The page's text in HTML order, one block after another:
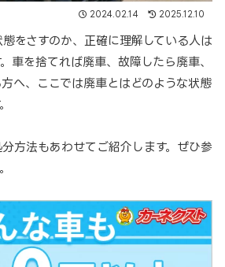
2024.02.14 2025.12.10
をさすのか、正確に理解している人は
車を捨てれば廃車、故障したら廃車、
へ、ここでは廃車とはどのような状態
方法もあわせてご紹介します。ぜひ参